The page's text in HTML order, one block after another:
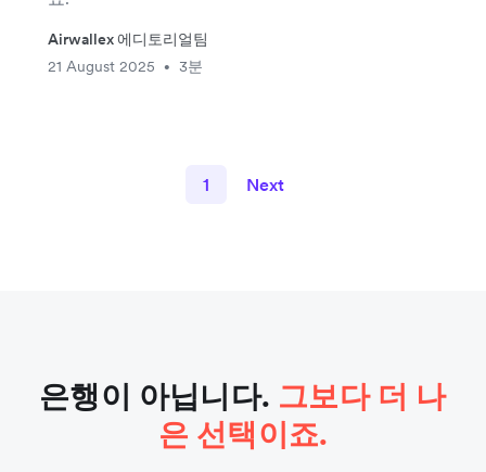
Airwallex 에디토리얼팀
21 August 2025
• 3분
1 Next
은행이 아닙니다. 그보다 더 나
은 선택이죠.